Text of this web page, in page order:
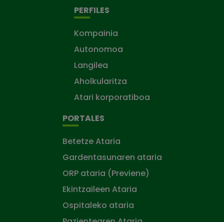
PERFILES
Kompainia
Autonomoa
Langilea
Aholkularitza
Atari korporatiboa
PORTALES
Betetze Ataria
Gardentasunaren ataria
ORP ataria (Previene)
Ekintzaileen Ataria
Ospitaleko ataria